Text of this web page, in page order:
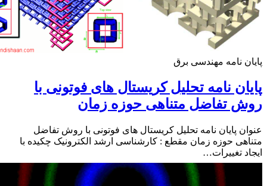
نامه مهندسی برق
نامه تحلیل کریستال های فوتونی با
تفاضل متناهی حوزه زمان
پایان نامه تحلیل کریستال های فوتونی با روش تفاضل
حوزه زمان مقطع : کارشناسی ارشد الکترونیک چکیده با
تغییرات…